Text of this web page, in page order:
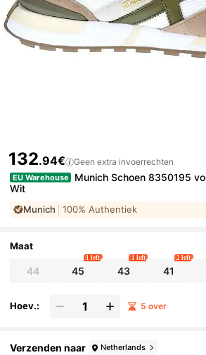
132.94€ Geen extra invoerrechten
EU Warehouse
Munich Schoen 8350195
Wit
Munich 100% Authentiek
Maat
44 45
1 left
43
1 left
41
2 left
Hoev.: 5 over
Verzenden naar Netherlands